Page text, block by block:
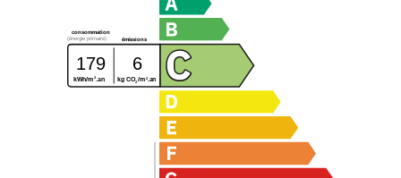
consommation
émissions
(énergie primaire)
179 6
kWh/m 2 .an kg CO2/m2.an